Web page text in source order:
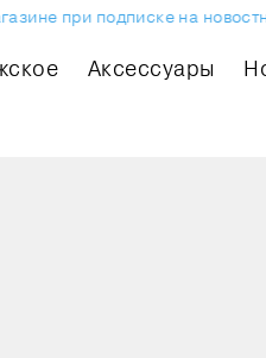
при подписке на
Аксессуары